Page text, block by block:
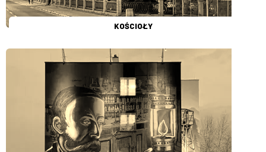
KOŚCIOŁY